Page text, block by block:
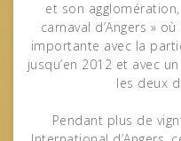
et son agglomération,
carnaval d’Angers »
importante avec la
jusqu’en 2012 et avec
les deux
Pendant plus de